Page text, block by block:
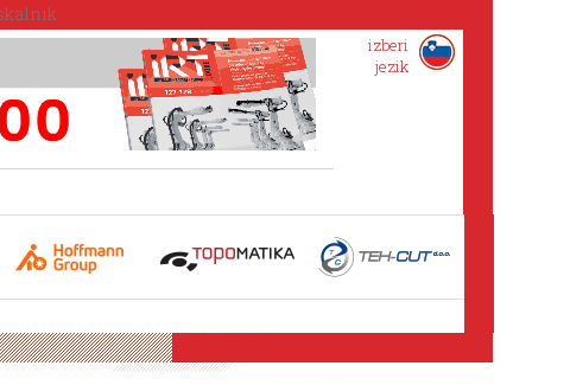
izberi
jezik